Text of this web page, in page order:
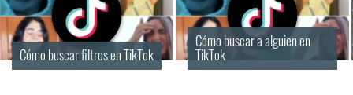
Cómo buscar filtros en TikTok
Cómo buscar a alguien en
TikTok